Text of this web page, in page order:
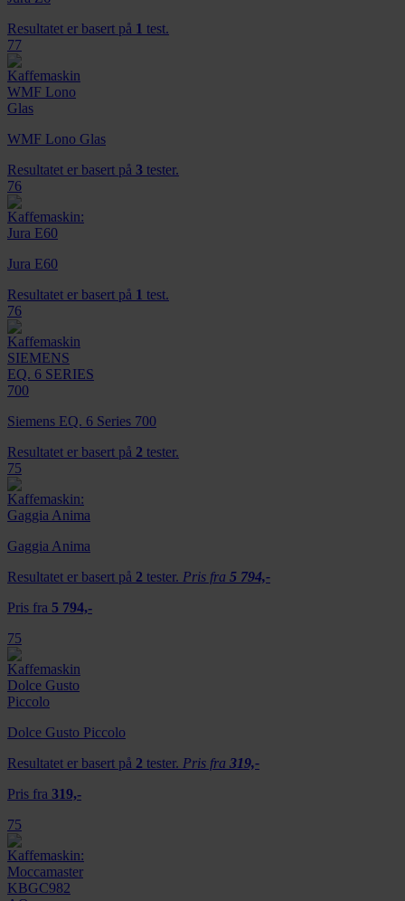
dessuten informasjon om hvordan du bruker nettstedet
vårt, med partnerne våre innen sosiale medier,
annonsering og analysearbeid, som kan kombinere den
med annen informasjon du har gjort tilgjengelig for dem,
eller som de har samlet inn gjennom din bruk av
tjenestene deres.
Resultatet er basert på 1 test.
77
WMF Lono Glas
Resultatet er basert på 3 tester.
76
Jura E60
Resultatet er basert på 1 test.
76
Siemens EQ. 6 Series 700
Resultatet er basert på 2 tester.
75
Gaggia Anima
Resultatet er basert på 2 tester. Pris fra 5 794,-
Pris fra 5 794,-
75
Dolce Gusto Piccolo
Resultatet er basert på 2 tester. Pris fra 319,-
Pris fra 319,-
75